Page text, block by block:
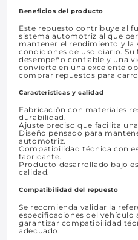
Beneficios del producto
Este repuesto contribuye al
sistema automotriz al que
mantener el rendimiento y la
condiciones de uso diario.
desempeño confiable y una
convierte en una excelente
comprar repuestos para
Características y calidad
Fabricación con materiales
durabilidad.
Ajuste preciso que facilita
Diseño pensado para
automotriz.
Compatibilidad técnica con
fabricante.
Producto desarrollado bajo
calidad.
Compatibilidad del repuesto
Se recomienda validar la
especificaciones del vehículo
garantizar compatibilidad
adecuado.